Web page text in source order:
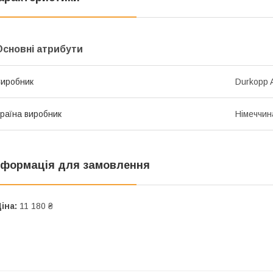
атрибути
Durkopp
виробник
для замовлення
11 180 ₴